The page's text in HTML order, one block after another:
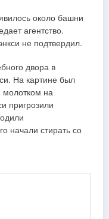
около башни
агентство.
не подтвердил.
двора в
На картине был
на
пригрозили
начали стирать со